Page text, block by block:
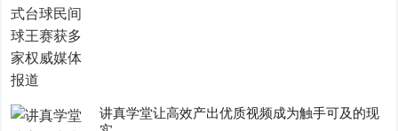
讲真学堂让高效产出优质视频成为触手可及的现